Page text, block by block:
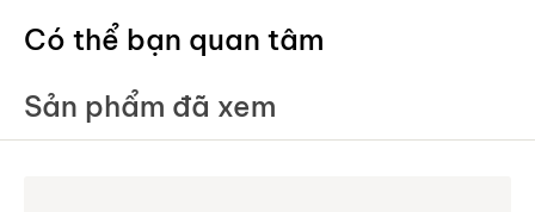
Có thể bạn quan tâm
Sản phẩm đã xem